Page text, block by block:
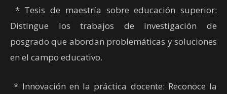
* Tesis de maestría sobre educación superior:
Distingue los trabajos de investigación de
posgrado que abordan problemáticas y soluciones
en el campo educativo.
* Innovación en la práctica docente: Reconoce la